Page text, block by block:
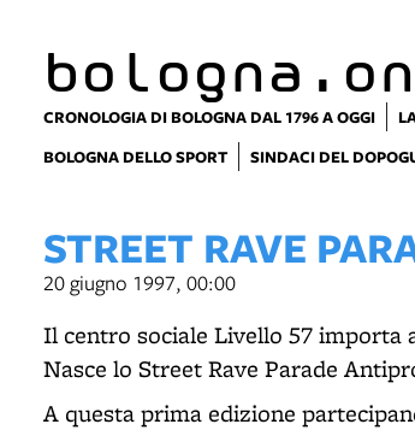
CRONOLOGIA DI BOLOGNA DAL 1796 A OGGI
BOLOGNA DELLO SPORT
SINDACI DEL
STREET RAVE
20 giugno 1997, 00:00
Il centro sociale Livello 57 importa
Nasce lo Street Rave Parade
A questa prima edizione